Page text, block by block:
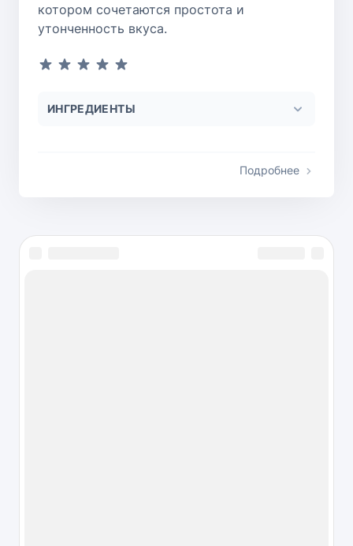
котором сочетаются простота и
утонченность вкуса.
ИНГРЕДИЕНТЫ
Подробнее